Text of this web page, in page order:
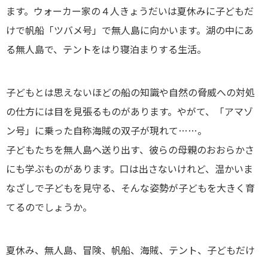
ます。ウォーカー家の４人きょうだいは夏休みに子どもだ
けで帆船「ツバメ号」で無人島に向かいます。湖の中にあ
る無人島で、テントをはり寝泊まりする生活。
子どもとは思えないほどの船の知識や自然の脅威への対処
の仕方には目を見張るものがあります。やがて、「アマゾ
ン号」に乗った自称海賊の双子が現れて……。
子どもたちを無人島へ送り出す、彼らの母親のおおらかさ
にも学ぶものがあります。口は出さないけれど、温かいま
なざしで子どもを見守る、そんな姿勢が子どもを大きく育
てるのでしょうか。
夏休み、無人島、冒険、帆船、海賊、テント、子どもだけ